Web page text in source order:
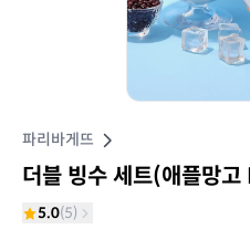
파리바게뜨
더블 빙수 세트(애플망
5.0(5)